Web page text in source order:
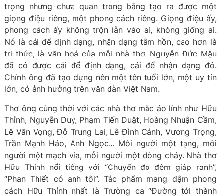
trọng nhưng chưa quan trong bằng tạo ra được một
giọng điệu riêng, một phong cách riêng. Giọng điệu ấy,
phong cách ấy không trộn lẫn vào ai, không giống ai.
Nó là cái để định dạng, nhận dạng tâm hồn, cao hơn là
tri thức, là văn hoá của mỗi nhà thơ. Nguyễn Đức Mậu
đã có được cái để định dạng, cái để nhận dạng đó.
Chính ông đã tạo dựng nên một tên tuổi lớn, một uy tín
lớn, có ảnh hưởng trên văn đàn Việt Nam.
Thơ ông cùng thời với các nhà thơ mặc áo lính như Hữu
Thỉnh, Nguyễn Duy, Phạm Tiến Duật, Hoàng Nhuận Cầm,
Lê Văn Vọng, Đỗ Trung Lai, Lê Đình Cánh, Vương Trọng,
Trần Mạnh Hảo, Anh Ngọc… Mỗi người một tạng, mỗi
người một mạch vỉa, mỗi người một dòng chảy. Nhà thơ
Hữu Thỉnh nổi tiếng với “Chuyến đò đêm giáp ranh”,
“Phan Thiết có anh tôi”. Tác phẩm mang đậm phong
cách Hữu Thỉnh nhất là Trường ca “Đường tới thành